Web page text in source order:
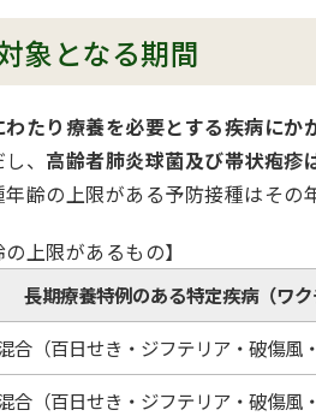
象となる期間
わたり療養を必要とする疾病に
、 高齢者肺炎球菌及び帯状疱疹
齢の上限がある予防接種はその
の上限があるもの】
長期療養特例のある特定疾病（ワク
合（百日せき・ジフテリア・破傷風
合（百日せき・ジフテリア・破傷風